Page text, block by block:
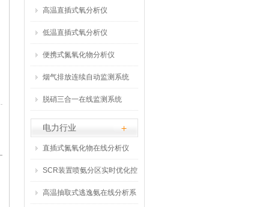
高温直插式氧分析仪
低温直插式氧分析仪
便携式氮氧化物分析仪
烟气排放连续自动监测系统
脱硝三合一在线监测系统
电力行业
直插式氮氧化物在线分析仪
SCR装置喷氨分区实时优化控
制系统
高温抽取式逃逸氨在线分析系